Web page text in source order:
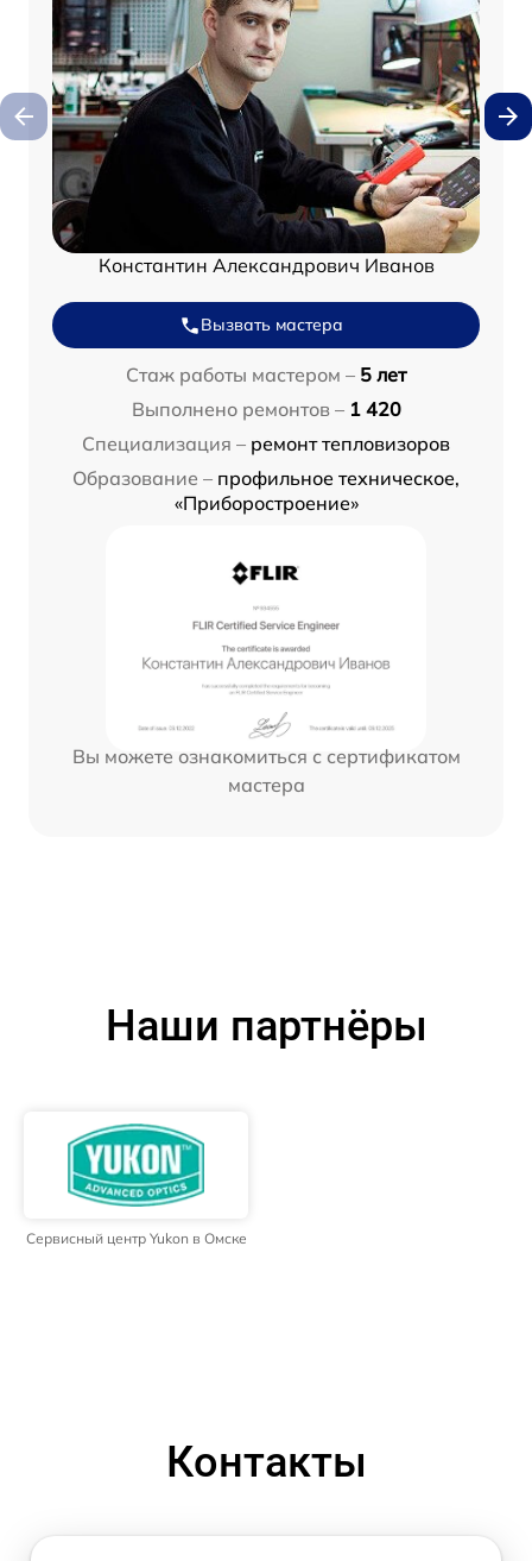
Константин Александрович Иванов
Вызвать мастера
Стаж работы мастером – 5 лет
Выполнено ремонтов – 1 420
Специализация – ремонт тепловизоров
Образование – профильное техническое,
«Приборостроение»
Вы можете ознакомиться с сертификатом
мастера
Наши партнёры
Сервисный центр Yukon в Омске
Контакты